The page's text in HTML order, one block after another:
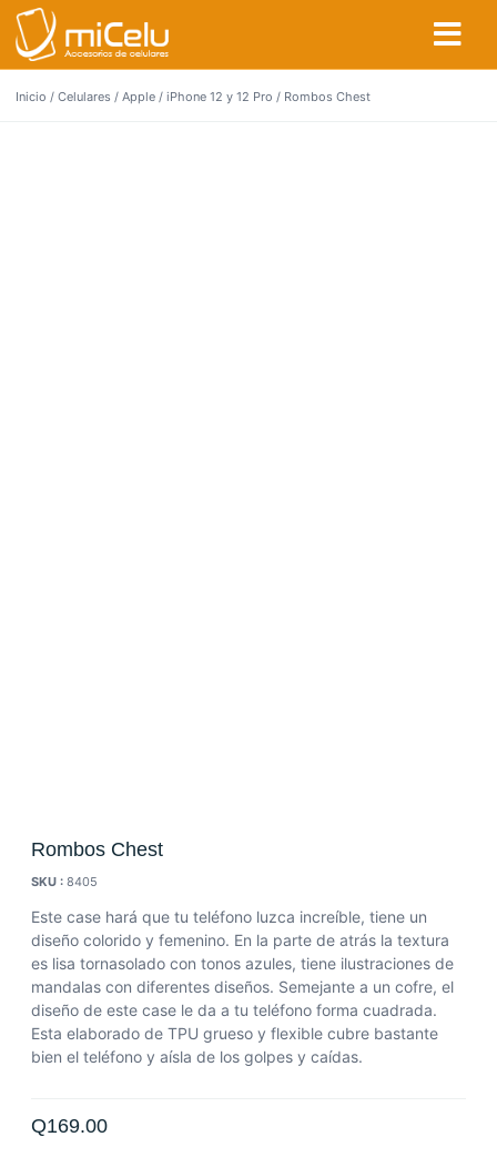
Inicio / Celulares / Apple / iPhone 12 y 12 Pro / Rombos Chest
Rombos Chest
SKU : 8405
Este case hará que tu teléfono luzca increíble, tiene un
diseño colorido y femenino. En la parte de atrás la textura
es lisa tornasolado con tonos azules, tiene ilustraciones de
mandalas con diferentes diseños. Semejante a un cofre, el
diseño de este case le da a tu teléfono forma cuadrada.
Esta elaborado de TPU grueso y flexible cubre bastante
bien el teléfono y aísla de los golpes y caídas.
Q169.00